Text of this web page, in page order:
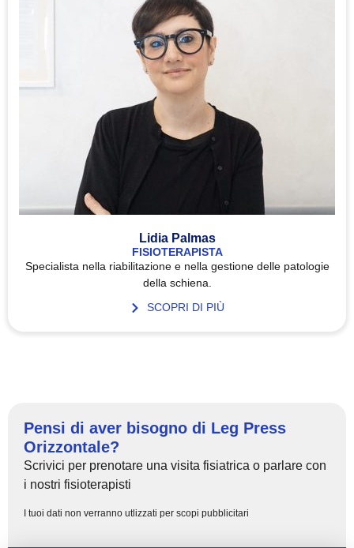
Lidia Palmas
FISIOTERAPISTA
Specialista nella riabilitazione e nella gestione delle patologie
della schiena.
SCOPRI DI PIÙ
Pensi di aver bisogno di Leg Press
Orizzontale?
Scrivici per prenotare una visita fisiatrica o parlare con
i nostri fisioterapisti
I tuoi dati non verranno utlizzati per scopi pubblicitari